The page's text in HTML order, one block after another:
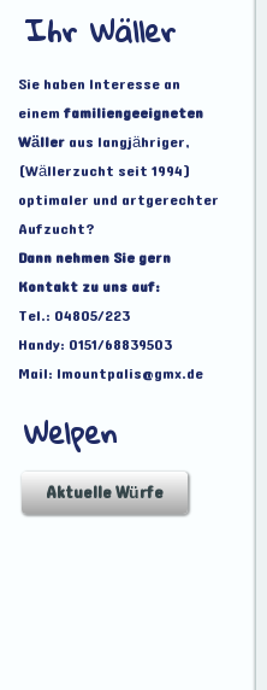
Ihr Wäller
Sie haben Interesse an
einemfamiliengeeigneten
Wälleraus langjähriger,
(Wällerzucht seit 1994)
optimaler und artgerechter
Aufzucht?
Dann nehmen Sie gern
Kontakt zu uns auf:
Tel.: 04805/223
Handy: 0151/68839503
Mail: lmountpalis@gmx.de
Welpen
Aktuelle Würfe